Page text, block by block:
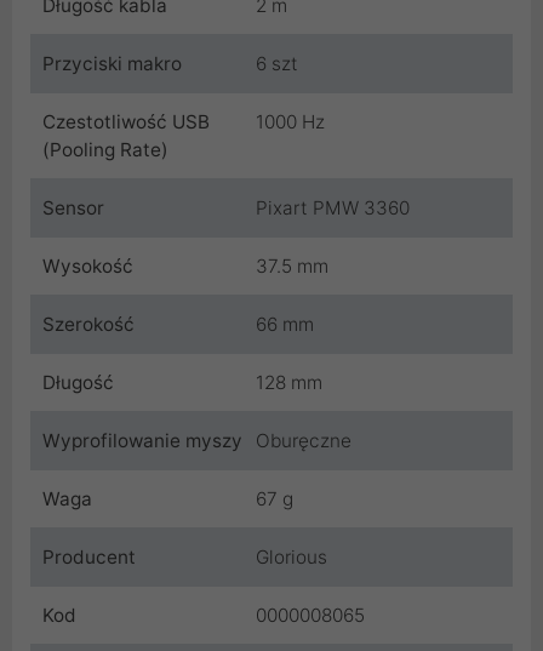
Długość kabla 2 m
Przyciski makro 6 szt
Czestotliwość USB
(Pooling Rate)
1000 Hz
Sensor Pixart PMW 3360
Wysokość 37.5 mm
Szerokość 66 mm
Długość 128 mm
Wyprofilowanie myszy Oburęczne
Waga 67 g
Producent Glorious
Kod 0000008065